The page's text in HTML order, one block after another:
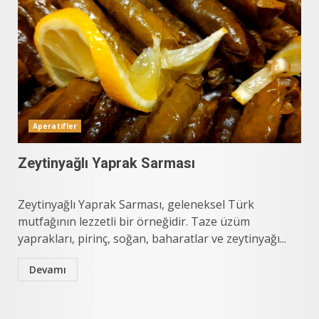
Aperatifler
Zeytinyağlı Yaprak Sarması
Zeytinyağlı Yaprak Sarması, geleneksel Türk
mutfağının lezzetli bir örneğidir. Taze üzüm
yaprakları, pirinç, soğan, baharatlar ve zeytinyağı...
Devamı